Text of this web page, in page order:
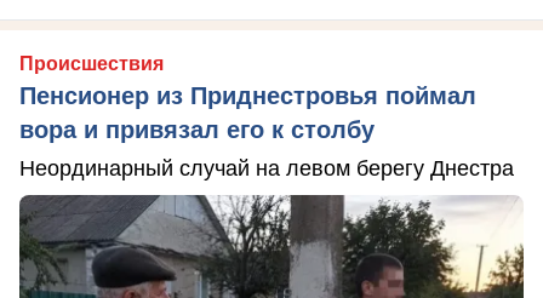
Происшествия
Пенсионер из Приднестровья поймал
вора и привязал его к столбу
Неординарный случай на левом берегу Днестра